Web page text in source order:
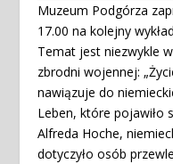
Muzeum Podgórza
17.00 na kolejny
Temat jest niezwykle
zbrodni wojennej:
nawiązuje do
Leben, które pojawiło
Alfreda Hoche,
dotyczyło osób